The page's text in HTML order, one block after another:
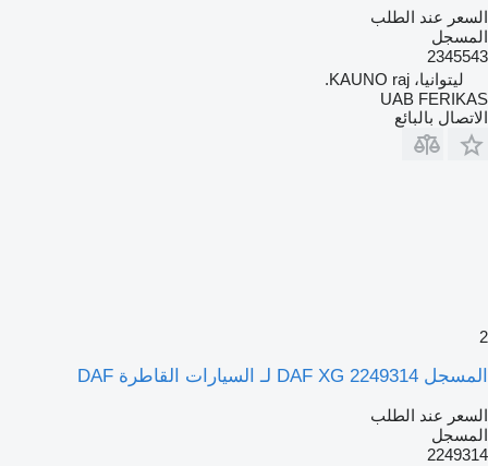
السعر عند الطلب
المسجل
2345543
ليتوانيا، KAUNO raj.
UAB FERIKAS
الاتصال بالبائع
2
المسجل DAF XG 2249314 لـ السيارات القاطرة DAF
السعر عند الطلب
المسجل
2249314